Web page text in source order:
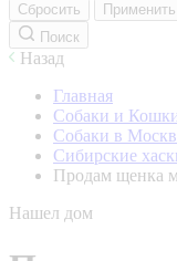
Сбросить
Применить
Поиск
Назад
Главная
Собаки и
Собаки в
Сибирские
Продам щенка
Нашел дом